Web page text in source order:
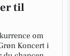
til
om
Koncert i